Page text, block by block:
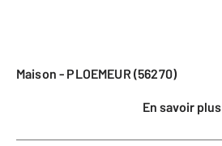
Maison - PLOEMEUR (56270)
En savoir plus